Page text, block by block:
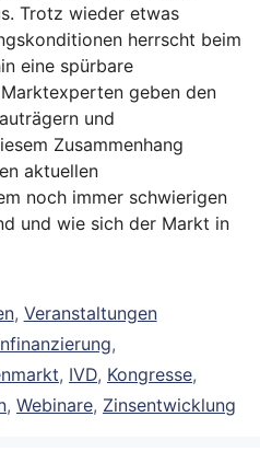
Trotz wieder etwas
herrscht beim
eine spürbare
geben den
und
Zusammenhang
aktuellen
noch immer schwierigen
und wie sich der Markt in
, Veranstaltungen
,
, IVD, Kongresse,
, Webinare, Zinsentwicklung